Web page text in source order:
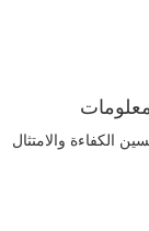
الكفاءة والامتثال